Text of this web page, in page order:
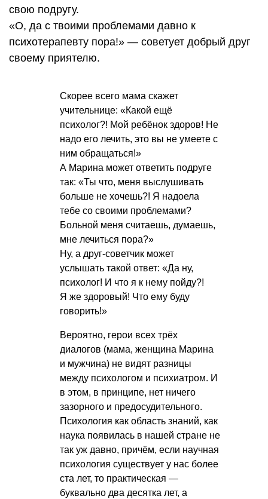
свою подругу.
«О, да с твоими проблемами давно к
психотерапевту пора!» — советует добрый друг
своему приятелю.
Скорее всего мама скажет
учительнице: «Какой ещё
психолог?! Мой ребёнок здоров! Не
надо его лечить, это вы не умеете с
ним обращаться!»
А Марина может ответить подруге
так: «Ты что, меня выслушивать
больше не хочешь?! Я надоела
тебе со своими проблемами?
Больной меня считаешь, думаешь,
мне лечиться пора?»
Ну, а друг-советчик может
услышать такой ответ: «Да ну,
психолог! И что я к нему пойду?!
Я же здоровый! Что ему буду
говорить!»
Вероятно, герои всех трёх
диалогов (мама, женщина Марина
и мужчина) не видят разницы
между психологом и психиатром. И
в этом, в принципе, нет ничего
зазорного и предосудительного.
Психология как область знаний, как
наука появилась в нашей стране не
так уж давно, причём, если научная
психология существует у нас более
ста лет, то практическая —
буквально два десятка лет, а